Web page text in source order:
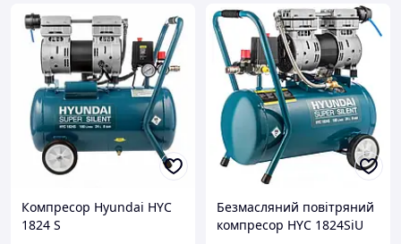
Компресор Hyundai HYC
1824 S
Безмасляний повітряний
компресор HYC 1824SiU